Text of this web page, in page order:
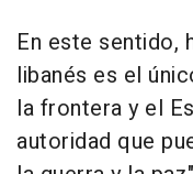
En este sentido,
libanés es el
la frontera y el
autoridad que